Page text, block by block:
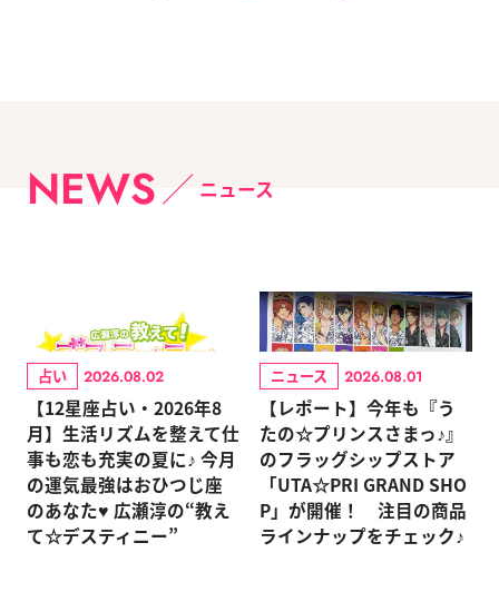
NEWS ニュース
占い 2026.08.02
【12星座占い・2026年8
月】生活リズムを整えて仕
事も恋も充実の夏に♪ 今月
の運気最強はおひつじ座
のあなた♥ 広瀬淳の“教え
て☆デスティニー”
ニュース 2026.08.01
【レポート】今年も『う
たの☆プリンスさまっ♪』
のフラッグシップストア
「UTA☆PRI GRAND SHO
P」が開催！ 注目の商品
ラインナップをチェック♪